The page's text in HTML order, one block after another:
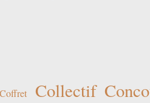
Coffret Collectif